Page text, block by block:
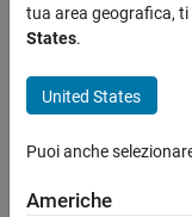
Jack
Crespo
Last
quasi 4
Attivo
tua area geografica,
States.
United States
Puoi anche
Americhe